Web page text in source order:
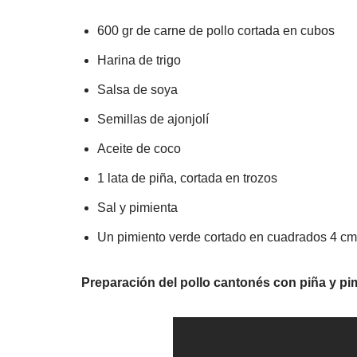
600 gr de carne de pollo cortada en cubos
Harina de trigo
Salsa de soya
Semillas de ajonjolí
Aceite de coco
1 lata de piña, cortada en trozos
Sal y pimienta
Un pimiento verde cortado en cuadrados 4
Preparación del pollo cantonés con piña y